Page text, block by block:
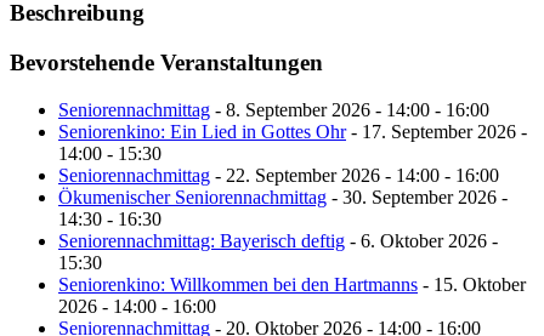
Beschreibung
Bevorstehende Veranstaltungen
Seniorennachmittag - 8. September 2026 - 14:00 - 16:00
Seniorenkino: Ein Lied in Gottes Ohr- 17. September 2026 -
14:00 - 15:30
Seniorennachmittag - 22. September 2026 - 14:00 - 16:00
Ökumenischer Seniorennachmittag - 30. September 2026 -
14:30 - 16:30
Seniorennachmittag: Bayerisch deftig - 6. Oktober 2026 -
15:30
Seniorenkino: Willkommen bei den Hartmanns - 15. Oktober
2026 - 14:00 - 16:00
Seniorennachmittag - 20. Oktober 2026 - 14:00 - 16:00